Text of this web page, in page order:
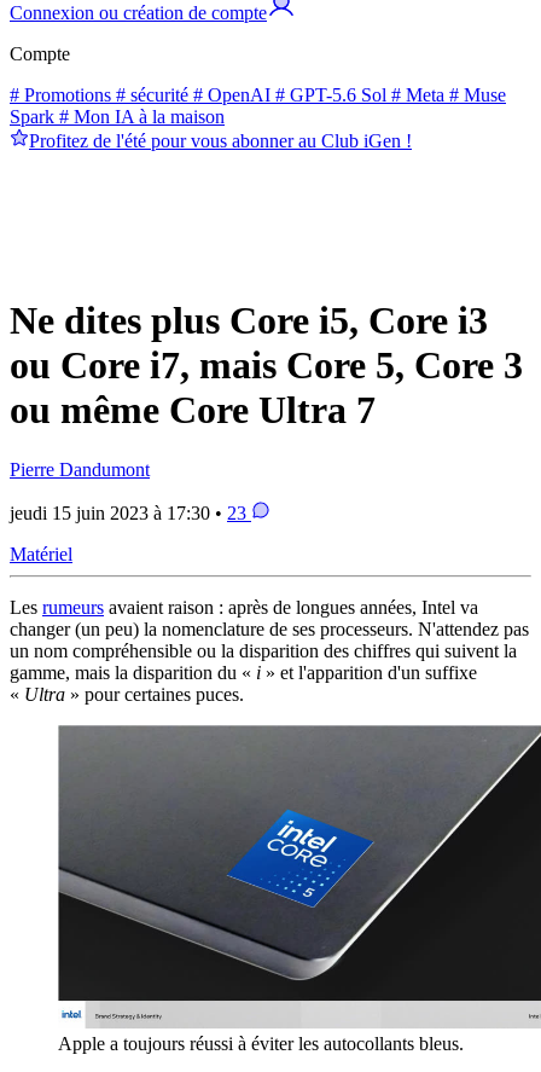
Connexion ou création de compte
Compte
# Promotions # sécurité # OpenAI # GPT-5.6 Sol # Meta # Muse
Spark # Mon IA à la maison
Profitez de l'été pour vous abonner au Club iGen !
Ne dites plus Core i5, Core i3
ou Core i7, mais Core 5, Core 3
ou même Core Ultra 7
Pierre Dandumont
jeudi 15 juin 2023 à 17:30 • 23
Matériel
Les rumeurs avaient raison : après de longues années, Intel va
changer (un peu) la nomenclature de ses processeurs. N'attendez pas
un nom compréhensible ou la disparition des chiffres qui suivent la
gamme, mais la disparition du « i » et l'apparition d'un suffixe
« Ultra » pour certaines puces.
Apple a toujours réussi à éviter les autocollants bleus.